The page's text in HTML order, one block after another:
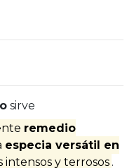
sirve
remedio
especia versátil en
intensos y terrosos .